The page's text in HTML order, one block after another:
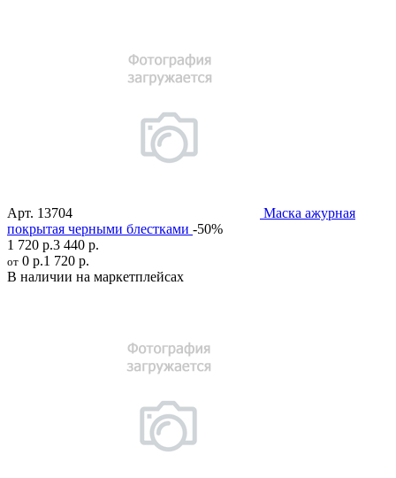
Арт. 13704
Маска ажурная
покрытая черными блестками -50%
1 720 р.3 440 р.
от 0 р.1 720 р.
В наличии на маркетплейсах